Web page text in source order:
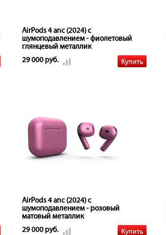
AirPods 4 anc (2024) с
шумоподавлением - фиолетовый
глянцевый металлик
29 000 руб.
AirPods 4 anc (2024) с
шумоподавлением - розовый
матовый металлик
29 000 руб.